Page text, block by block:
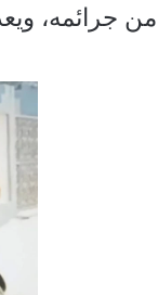
من جرائمه،